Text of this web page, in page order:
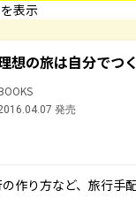
表示
想の旅は自分でつ
発売
作り方など、旅行手